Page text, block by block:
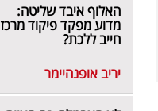
האלוף איבד שליטה:
מדוע מפקד פיקוד מרכז
חייב ללכת?
יריב אופנהיימר